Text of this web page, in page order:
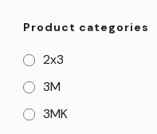
Product categories
2x3
3M
3MK